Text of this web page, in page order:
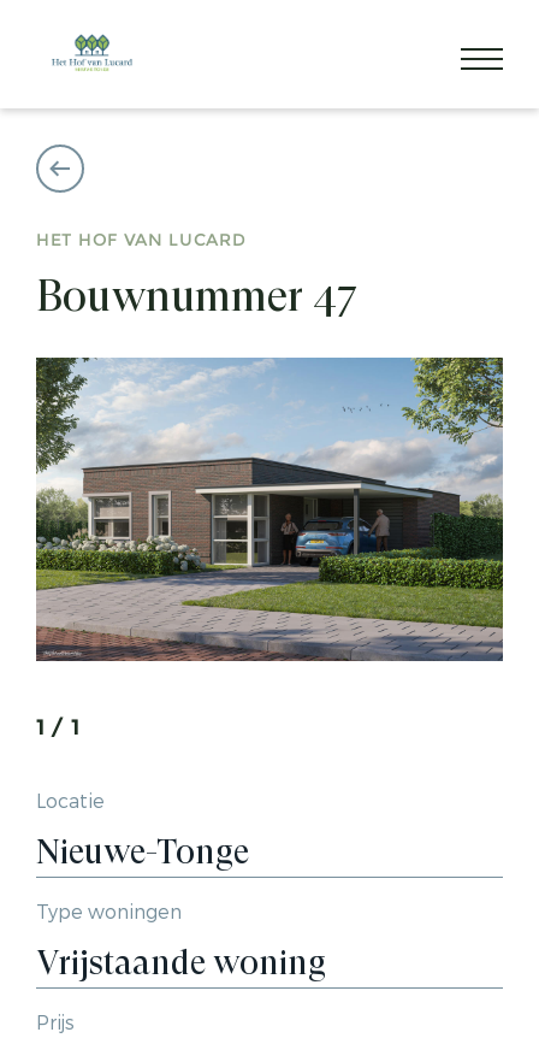
HET HOF VAN LUCARD
Bouwnummer 47
1 / 1
Locatie
Nieuwe-Tonge
Type woningen
Vrijstaande woning
Prijs